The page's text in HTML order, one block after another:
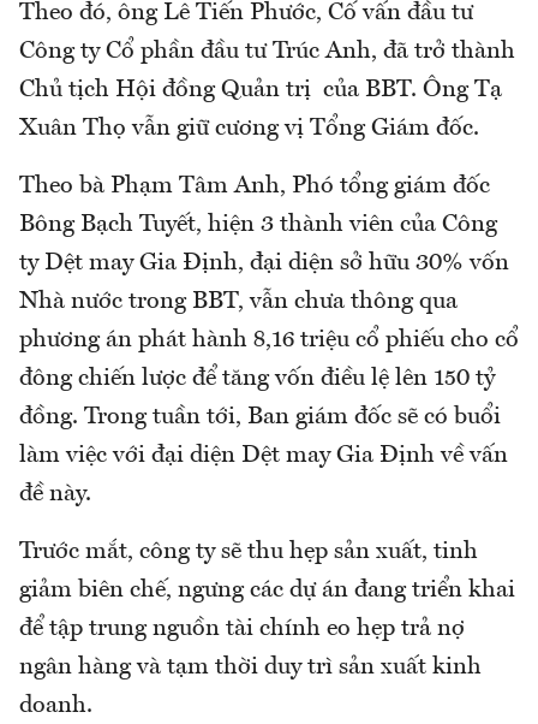
Theo đó, ông Lê Tiến Phước, Cố vấn đầu tư
Công ty Cổ phần đầu tư Trúc Anh, đã trở thành
Chủ tịch Hội đồng Quản trị của BBT. Ông Tạ
Xuân Thọ vẫn giữ cương vị Tổng Giám đốc.
Theo bà Phạm Tâm Anh, Phó tổng giám đốc
Bông Bạch Tuyết, hiện 3 thành viên của Công
ty Dệt may Gia Định, đại diện sở hữu 30% vốn
Nhà nước trong BBT, vẫn chưa thông qua
phương án phát hành 8,16 triệu cổ phiếu cho cổ
đông chiến lược để tăng vốn điều lệ lên 150 tỷ
đồng. Trong tuần tới, Ban giám đốc sẽ có buổi
làm việc với đại diện Dệt may Gia Định về vấn
đề này.
Trước mắt, công ty sẽ thu hẹp sản xuất, tinh
giảm biên chế, ngưng các dự án đang triển khai
để tập trung nguồn tài chính eo hẹp trả nợ
ngân hàng và tạm thời duy trì sản xuất kinh
doanh.